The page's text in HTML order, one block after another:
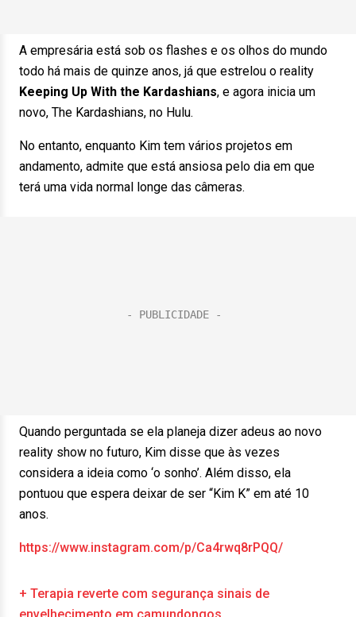
A empresária está sob os flashes e os olhos do mundo
todo há mais de quinze anos, já que estrelou o reality
Keeping Up With the Kardashians, e agora inicia um
novo, The Kardashians, no Hulu.
No entanto, enquanto Kim tem vários projetos em
andamento, admite que está ansiosa pelo dia em que
terá uma vida normal longe das câmeras.
Quando perguntada se ela planeja dizer adeus ao novo
reality show no futuro, Kim disse que às vezes
considera a ideia como ‘o sonho’. Além disso, ela
pontuou que espera deixar de ser “Kim K” em até 10
anos.
https://www.instagram.com/p/Ca4rwq8rPQQ/
+ Terapia reverte com segurança sinais de